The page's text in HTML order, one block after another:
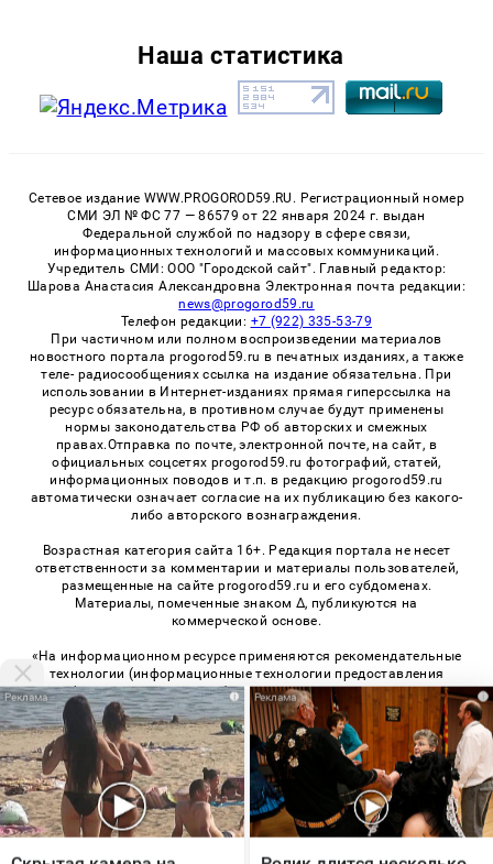
Наша статистика
Сетевое издание WWW.PROGOROD59.RU. Регистрационный номер
СМИ ЭЛ № ФС 77 — 86579 от 22 января 2024 г. выдан
Федеральной службой по надзору в сфере связи,
информационных технологий и массовых коммуникаций.
Учредитель СМИ: ООО "Городской сайт". Главный редактор:
Шарова Анастасия Александровна Электронная почта редакции:
news@progorod59.ru
Телефон редакции: +7 (922) 335-53-79
При частичном или полном воспроизведении материалов
новостного портала progorod59.ru в печатных изданиях, а также
теле- радиосообщениях ссылка на издание обязательна. При
использовании в Интернет-изданиях прямая гиперссылка на
ресурс обязательна, в противном случае будут применены
нормы законодательства РФ об авторских и смежных
правах.Отправка по почте, электронной почте, на сайт, в
официальных соцсетях progorod59.ru фотографий, статей,
информационных поводов и т.п. в редакцию progorod59.ru
автоматически означает согласие на их публикацию без какого-
либо авторского вознаграждения.
Возрастная категория сайта 16+. Редакция портала не несет
ответственности за комментарии и материалы пользователей,
размещенные на сайте progorod59.ru и его субдоменах.
Материалы, помеченные знаком Δ, публикуются на
коммерческой основе.
«На информационном ресурсе применяются рекомендательные
технологии (информационные технологии предоставления
информации на основе сбора, систематизации и анализа
сведений, относящихся к предпочтениям пользователей сети
«Интернет», находящихся на территории Российской
Федерации)». Правила применения рекомендательных
технологий в виджетах рекламно-обменной сети«СМИ2» (PDF),
«Sparrow» (PDF)
© 2026 «Про Город Пермь» | Все права защищены
i i